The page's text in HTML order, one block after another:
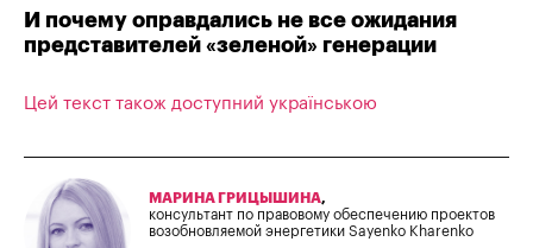
И почему оправдались не все ожидания
представителей «зеленой» генерации
Цей текст також доступний українською
МАРИНА ГРИЦЫШИНА,
консультант по правовому обеспечению проектов
возобновляемой энергетики Sayenko Kharenko